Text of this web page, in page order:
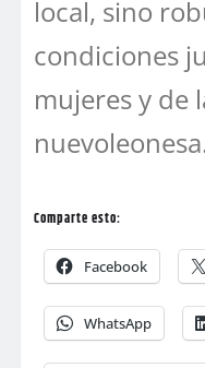
local, sino
condiciones
mujeres y de
Comparte esto:
Facebook
WhatsApp